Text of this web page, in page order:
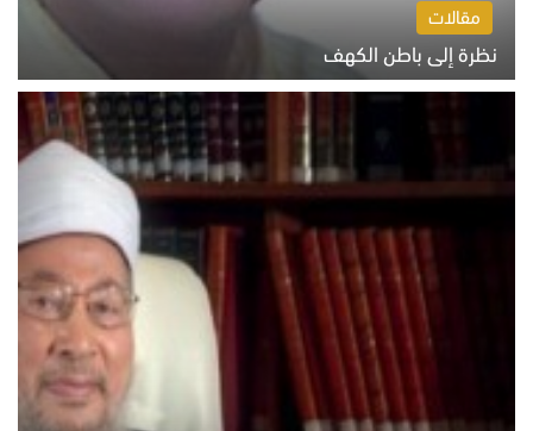
مقالات
نظرة إلى باطن الكهف
السبت 8 أغسطس 2026 11:04 ص